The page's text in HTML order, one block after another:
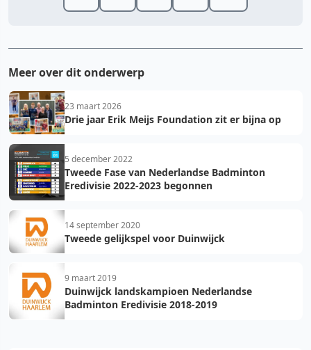
Meer over dit onderwerp
23 maart 2026
Drie jaar Erik Meijs Foundation zit er bijna op
5 december 2022
Tweede Fase van Nederlandse Badminton
Eredivisie 2022-2023 begonnen
14 september 2020
Tweede gelijkspel voor Duinwijck
9 maart 2019
Duinwijck landskampioen Nederlandse
Badminton Eredivisie 2018-2019